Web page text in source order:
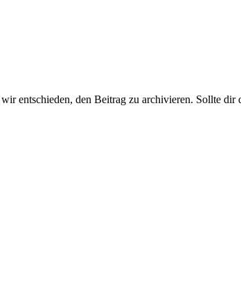
entschieden, den Beitrag zu archivieren. Sollte